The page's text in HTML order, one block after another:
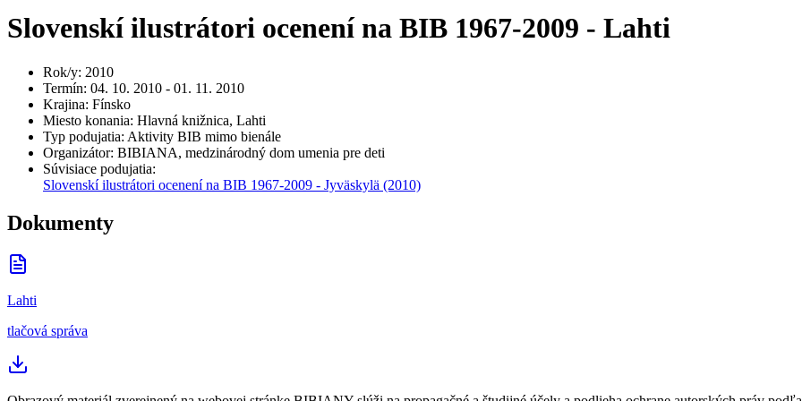
Slovenskí ilustrátori ocenení na BIB 1967-2009 - Lahti
Rok/y: 2010
Termín: 04. 10. 2010 - 01. 11. 2010
Krajina: Fínsko
Miesto konania: Hlavná knižnica, Lahti
Typ podujatia: Aktivity BIB mimo bienále
Organizátor: BIBIANA, medzinárodný dom umenia pre deti
Súvisiace podujatia:
Slovenskí ilustrátori ocenení na BIB 1967-2009 - Jyväskylä (2010)
Dokumenty
Lahti
tlačová správa